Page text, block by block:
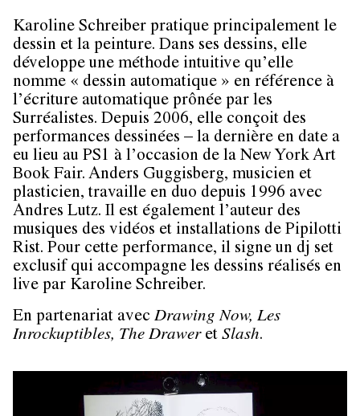
Karoline Schreiber pratique principalement le
dessin et la peinture. Dans ses dessins, elle
développe une méthode intuitive qu’elle
nomme « dessin automatique » en référence à
l’écriture automatique prônée par les
Surréalistes. Depuis 2006, elle conçoit des
performances dessinées – la dernière en date a
eu lieu au PS1 à l’occasion de la New York Art
Book Fair. Anders Guggisberg, musicien et
plasticien, travaille en duo depuis 1996 avec
Andres Lutz. Il est également l’auteur des
musiques des vidéos et installations de Pipilotti
Rist. Pour cette performance, il signe un dj set
exclusif qui accompagne les dessins réalisés en
live par Karoline Schreiber.
En partenariat avec Drawing Now, Les
Inrockuptibles, The Draweret Slash.